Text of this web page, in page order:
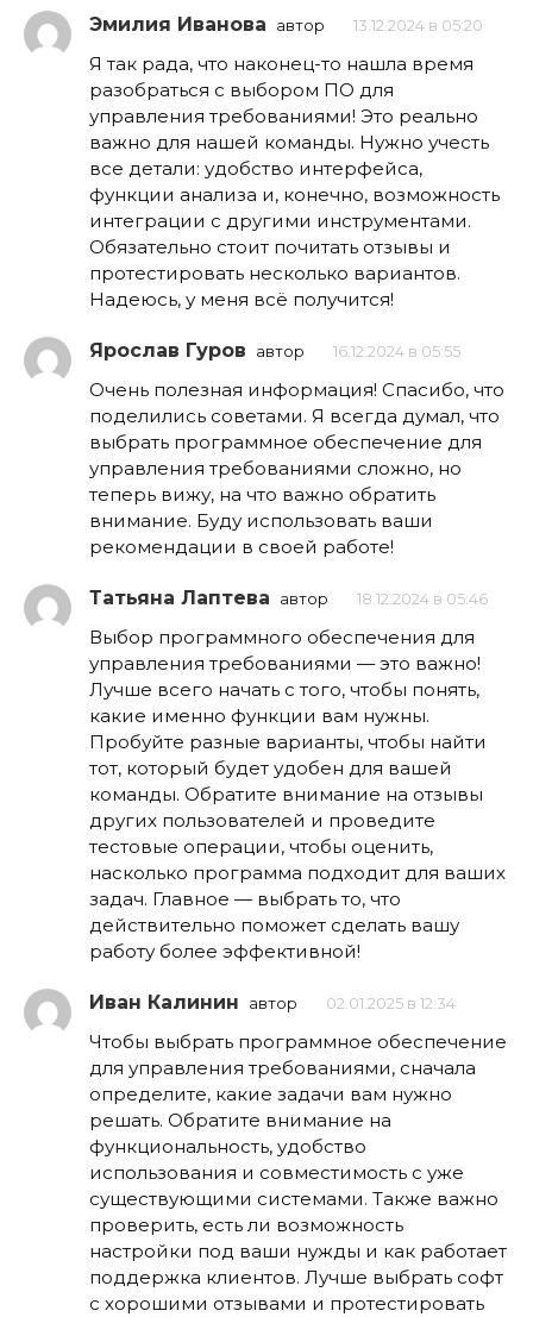
Эмилия Иванова автор 13.12.2024 в 05:20
Я так рада, что наконец-то нашла время
разобраться с выбором ПО для
управления требованиями! Это реально
важно для нашей команды. Нужно учесть
все детали: удобство интерфейса,
функции анализа и, конечно, возможность
интеграции с другими инструментами.
Обязательно стоит почитать отзывы и
протестировать несколько вариантов.
Надеюсь, у меня всё получится!
Ярослав Гуров автор 16.12.2024 в 05:55
Очень полезная информация! Спасибо, что
поделились советами. Я всегда думал, что
выбрать программное обеспечение для
управления требованиями сложно, но
теперь вижу, на что важно обратить
внимание. Буду использовать ваши
рекомендации в своей работе!
Татьяна Лаптева автор 18.12.2024 в 05:46
Выбор программного обеспечения для
управления требованиями — это важно!
Лучше всего начать с того, чтобы понять,
какие именно функции вам нужны.
Пробуйте разные варианты, чтобы найти
тот, который будет удобен для вашей
команды. Обратите внимание на отзывы
других пользователей и проведите
тестовые операции, чтобы оценить,
насколько программа подходит для ваших
задач. Главное — выбрать то, что
действительно поможет сделать вашу
работу более эффективной!
Иван Калинин автор 02.01.2025 в 12:34
Чтобы выбрать программное обеспечение
для управления требованиями, сначала
определите, какие задачи вам нужно
решать. Обратите внимание на
функциональность, удобство
использования и совместимость с уже
существующими системами. Также важно
проверить, есть ли возможность
настройки под ваши нужды и как работает
поддержка клиентов. Лучше выбрать софт
с хорошими отзывами и протестировать